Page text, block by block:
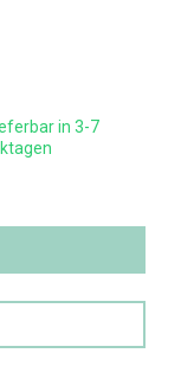
in 3-7